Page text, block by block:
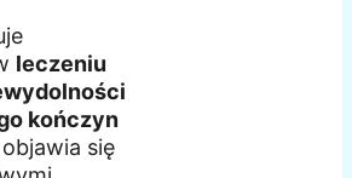
leczeniu
kończyn
się